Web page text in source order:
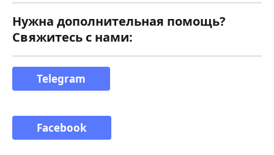
Нужна дополнительная помощь?
Свяжитесь с нами:
Telegram
Facebook